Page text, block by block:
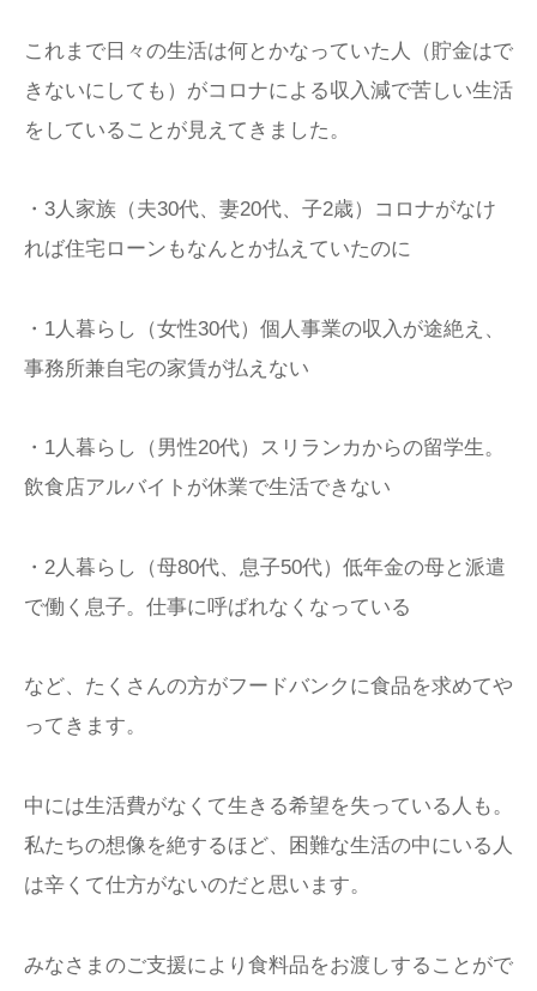
これまで日々の生活は何とかなっていた人（貯金はで
きないにしても）がコロナによる収入減で苦しい生活
をしていることが見えてきました。
・3人家族（夫30代、妻20代、子2歳）コロナがなけ
れば住宅ローンもなんとか払えていたのに
・1人暮らし（女性30代）個人事業の収入が途絶え、
事務所兼自宅の家賃が払えない
・1人暮らし（男性20代）スリランカからの留学生。
飲食店アルバイトが休業で生活できない
・2人暮らし（母80代、息子50代）低年金の母と派遣
で働く息子。仕事に呼ばれなくなっている
など、たくさんの方がフードバンクに食品を求めてや
ってきます。
中には生活費がなくて生きる希望を失っている人も。
私たちの想像を絶するほど、困難な生活の中にいる人
は辛くて仕方がないのだと思います。
みなさまのご支援により食料品をお渡しすることがで